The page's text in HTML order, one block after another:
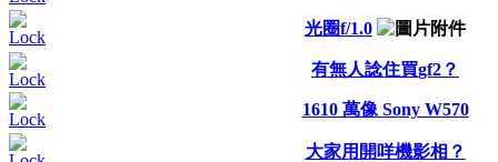
光圈f/1.0
有無人諗住買gf2？
1610 萬像 Sony W570
大家用開咩機影相？